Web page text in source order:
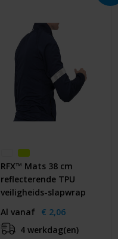
RFX™ Mats 38 cm
reflecterende TPU
veiligheids-slapwrap
Al vanaf € 2,06
4 werkdag(en)